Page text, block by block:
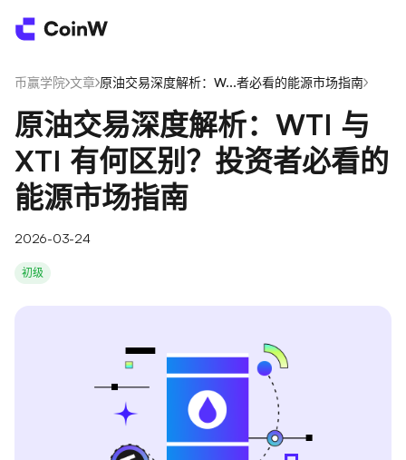
币赢学院/文章/原油交易深度解析：W...者必看的能源市场指南/
原油交易深度解析：WTI 与
XTI 有何区别？投资者必看的
能源市场指南
2026-03-24
初级